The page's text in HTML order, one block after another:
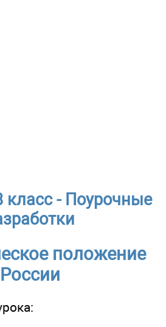
класс - Поурочные
положение
России